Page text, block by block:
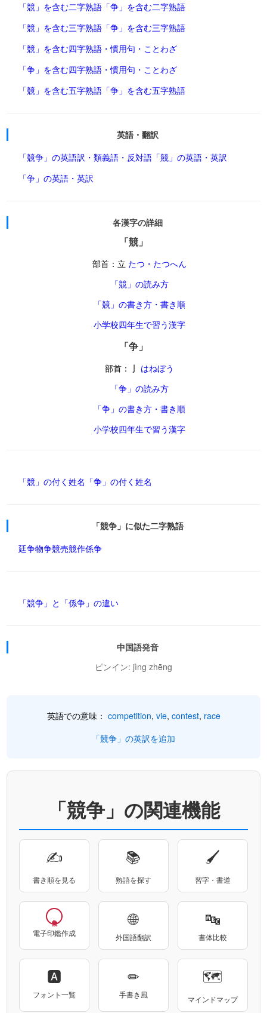
「競」を含む二字熟語 「争」を含む二字熟語
「競」を含む三字熟語 「争」を含む三字熟語
「競」を含む四字熟語・慣用句・ことわざ
「争」を含む四字熟語・慣用句・ことわざ
「競」を含む五字熟語 「争」を含む五字熟語
英語・翻訳
「競争」の英語訳・類義語・反対語 「競」の英語・英訳
「争」の英語・英訳
各漢字の詳細
「競」
部首：立 たつ・たつへん
「競」の読み方
「競」の書き方・書き順
小学校四年生で習う漢字
「争」
部首：亅 はねぼう
「争」の読み方
「争」の書き方・書き順
小学校四年生で習う漢字
「競」の付く姓名 「争」の付く姓名
「競争」に似た二字熟語
廷争物争競売競作係争
「競争」と「係争」の違い
中国語発音
ピンイン: jìng zhēng
英語での意味： competition, vie, contest, race
「競争」の英訳を追加
「競争」の関連機能
✍
書き順を見る
📚
熟語を探す
🖌
習字・書道
電子印鑑作成
🌐
外国語翻訳
🔤
書体比較
🅰
フォント一覧
✏
手書き風
🗺
マインドマップ